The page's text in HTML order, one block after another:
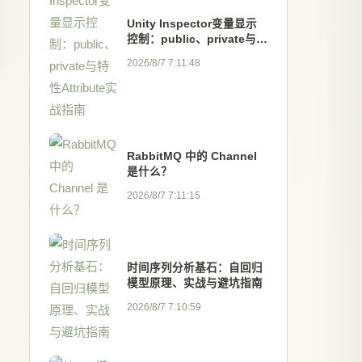
Unity Inspector变量显示
控制：public、private与特
2026/8/7 7:11:48
RabbitMQ 中的 Channel
是什么？
2026/8/7 7:11:15
时间序列分析基石：自回归
模型原理、实战与避坑指南
2026/8/7 7:10:59